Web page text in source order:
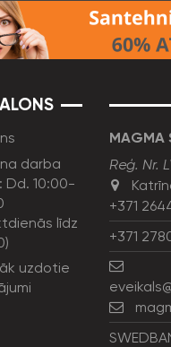
darba
Dd. 10:00-
līdz
uzdotie
MAGMA
Reģ. Nr.
+371
+371